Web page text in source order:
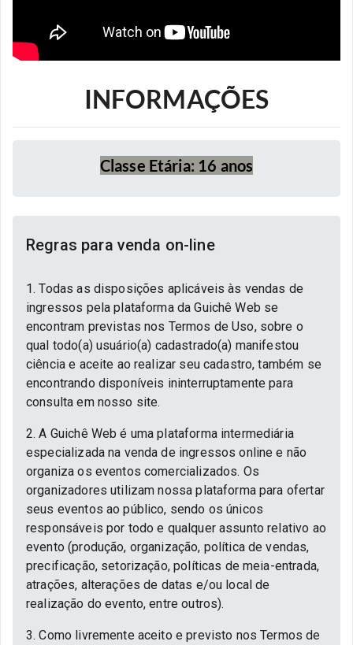
INFORMAÇÕES
Classe Etária: 16 anos
Regras para venda on-line
1. Todas as disposições aplicáveis às vendas de
ingressos pela plataforma da Guichê Web se
encontram previstas nos Termos de Uso, sobre o
qual todo(a) usuário(a) cadastrado(a) manifestou
ciência e aceite ao realizar seu cadastro, também se
encontrando disponíveis ininterruptamente para
consulta em nosso site.
2. A Guichê Web é uma plataforma intermediária
especializada na venda de ingressos online e não
organiza os eventos comercializados. Os
organizadores utilizam nossa plataforma para ofertar
seus eventos ao público, sendo os únicos
responsáveis por todo e qualquer assunto relativo ao
evento (produção, organização, política de vendas,
precificação, setorização, políticas de meia-entrada,
atrações, alterações de datas e/ou local de
realização do evento, entre outros).
3. Como livremente aceito e previsto nos Termos de